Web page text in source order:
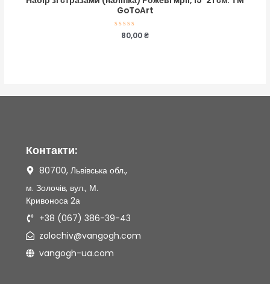
GoToArt
Оцінено
80,00₴
Контакти:
80700, Львівська обл.,
м. Золочів, вул., М.
Кривоноса 2а
+38 (067) 386-39-43
zolochiv@vangogh.com
vangogh-ua.com